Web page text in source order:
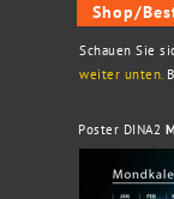
Shop/
Schauen Sie
weiter unten.
Poster DINA2